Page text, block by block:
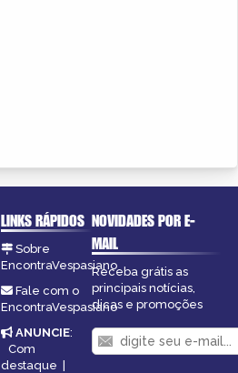
LINKS RÁPIDOS
Sobre
EncontraVespasiano
Fale com o
EncontraVespasiano
ANUNCIE:
Com
destaque
NOVIDADES POR E-
MAIL
Receba grátis as
principais notícias,
dicas e promoções